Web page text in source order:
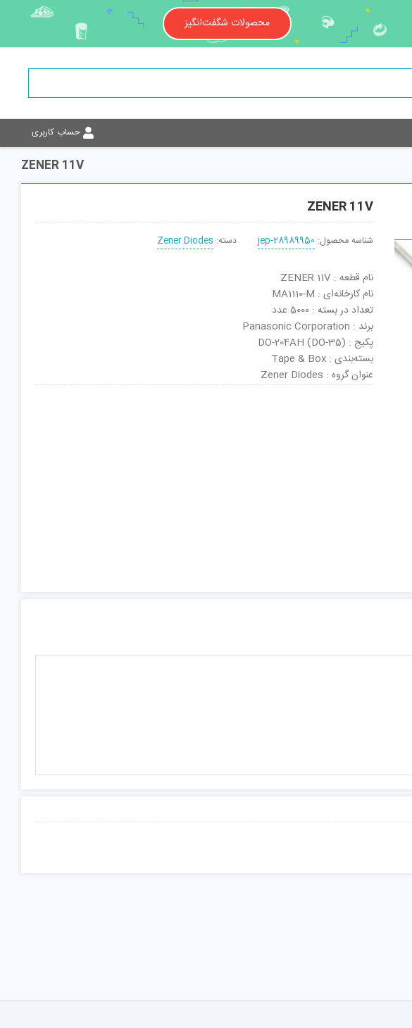
محصولات شگفت‌انگیز
حساب کاربری
ZENER 11V
ZENER 11V
شناسه محصول: jep-28989950 دسته: Zener Diodes
نام قطعه : ZENER 11V
نام کارخانه‌ای : MA1110-M
تعداد در بسته : 5000 عدد
برند : Panasonic Corporation
پکیج : DO-204AH (DO-35)
بسته‌بندی : Tape & Box
عنوان گروه : Zener Diodes